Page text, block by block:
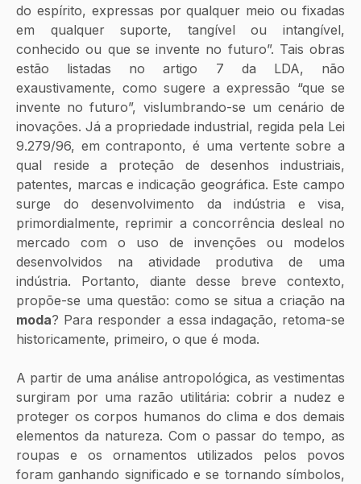
do espírito, expressas por qualquer meio ou fixadas
em qualquer suporte, tangível ou intangível,
conhecido ou que se invente no futuro”. Tais obras
estão listadas no artigo 7 da LDA, não
exaustivamente, como sugere a expressão “que se
invente no futuro”, vislumbrando-se um cenário de
inovações. Já a propriedade industrial, regida pela Lei
9.279/96, em contraponto, é uma vertente sobre a
qual reside a proteção de desenhos industriais,
patentes, marcas e indicação geográfica. Este campo
surge do desenvolvimento da indústria e visa,
primordialmente, reprimir a concorrência desleal no
mercado com o uso de invenções ou modelos
desenvolvidos na atividade produtiva de uma
indústria. Portanto, diante desse breve contexto,
moda? Para responder a essa indagação, retoma-se
historicamente, primeiro, o que é moda.
A partir de uma análise antropológica, as vestimentas
surgiram por uma razão utilitária: cobrir a nudez e
proteger os corpos humanos do clima e dos demais
elementos da natureza. Com o passar do tempo, as
roupas e os ornamentos utilizados pelos povos
foram ganhando significado e se tornando símbolos,